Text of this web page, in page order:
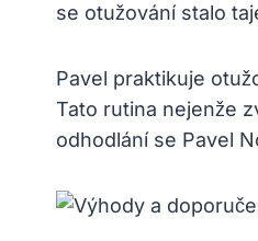
se otužování stalo
Pavel praktikuje
Tato rutina nejenže
odhodlání se Pavel